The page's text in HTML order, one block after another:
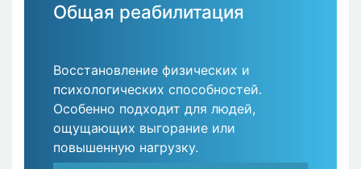
Общая реабилитация
Восстановление физических и
психологических способностей.
Особенно подходит для людей,
ощущающих выгорание или
повышенную нагрузку.